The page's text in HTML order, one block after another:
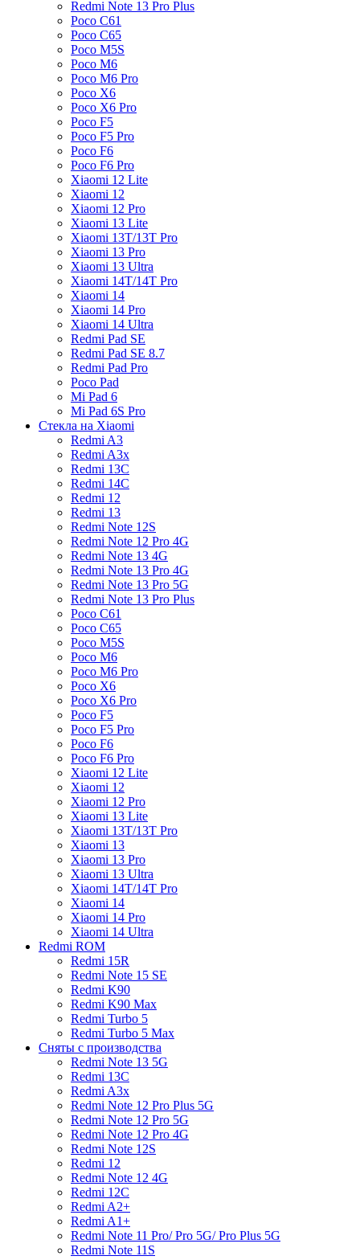
Redmi Note 13 Pro Plus
Poco C61
Poco C65
Poco M5S
Poco M6
Poco M6 Pro
Poco X6
Poco X6 Pro
Poco F5
Poco F5 Pro
Poco F6
Poco F6 Pro
Xiaomi 12 Lite
Xiaomi 12
Xiaomi 12 Pro
Xiaomi 13 Lite
Xiaomi 13T/13T Pro
Xiaomi 13 Pro
Xiaomi 13 Ultra
Xiaomi 14T/14T Pro
Xiaomi 14
Xiaomi 14 Pro
Xiaomi 14 Ultra
Redmi Pad SE
Redmi Pad SE 8.7
Redmi Pad Pro
Poco Pad
Mi Pad 6
Mi Pad 6S Pro
Стекла на Xiaomi
Redmi A3
Redmi A3x
Redmi 13C
Redmi 14C
Redmi 12
Redmi 13
Redmi Note 12S
Redmi Note 12 Pro 4G
Redmi Note 13 4G
Redmi Note 13 Pro 4G
Redmi Note 13 Pro 5G
Redmi Note 13 Pro Plus
Poco C61
Poco C65
Poco M5S
Poco M6
Poco M6 Pro
Poco X6
Poco X6 Pro
Poco F5
Poco F5 Pro
Poco F6
Poco F6 Pro
Xiaomi 12 Lite
Xiaomi 12
Xiaomi 12 Pro
Xiaomi 13 Lite
Xiaomi 13T/13T Pro
Xiaomi 13
Xiaomi 13 Pro
Xiaomi 13 Ultra
Xiaomi 14T/14T Pro
Xiaomi 14
Xiaomi 14 Pro
Xiaomi 14 Ultra
Redmi ROM
Redmi 15R
Redmi Note 15 SE
Redmi K90
Redmi K90 Max
Redmi Turbo 5
Redmi Turbo 5 Max
Сняты с производства
Redmi Note 13 5G
Redmi 13C
Redmi A3x
Redmi Note 12 Pro Plus 5G
Redmi Note 12 Pro 5G
Redmi Note 12 Pro 4G
Redmi Note 12S
Redmi 12
Redmi Note 12 4G
Redmi 12C
Redmi A2+
Redmi A1+
Redmi Note 11 Pro/ Pro 5G/ Pro Plus 5G
Redmi Note 11S